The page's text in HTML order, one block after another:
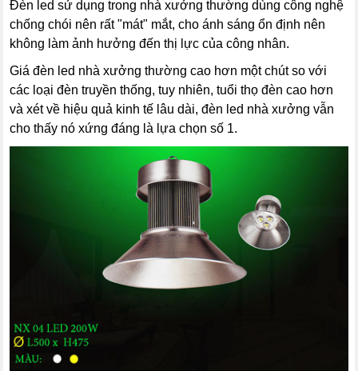
Đèn led sử dụng trong nhà xưởng thường dùng công nghệ
chống chói nên rất "mát" mắt, cho ánh sáng ổn định nên
không làm ảnh hưởng đến thị lực của công nhân.
Giá đèn led nhà xưởng thường cao hơn một chút so với
các loại đèn truyền thống, tuy nhiên, tuổi thọ đèn cao hơn
và xét về hiệu quả kinh tế lâu dài, đèn led nhà xưởng vẫn
cho thấy nó xứng đáng là lựa chọn số 1.